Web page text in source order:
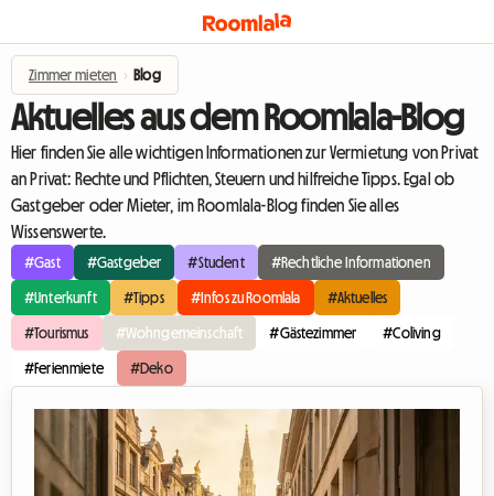
Zimmer mieten › Blog
Aktuelles aus dem Roomlala-Blog
Hier finden Sie alle wichtigen Informationen zur Vermietung von Privat
an Privat: Rechte und Pflichten, Steuern und hilfreiche Tipps. Egal ob
Gastgeber oder Mieter, im Roomlala-Blog finden Sie alles
Wissenswerte.
#Gast #Gastgeber #Student #Rechtliche Informationen
#Unterkunft #Tipps #Infos zu Roomlala #Aktuelles
#Tourismus #Wohngemeinschaft #Gästezimmer #Coliving
#Ferienmiete #Deko